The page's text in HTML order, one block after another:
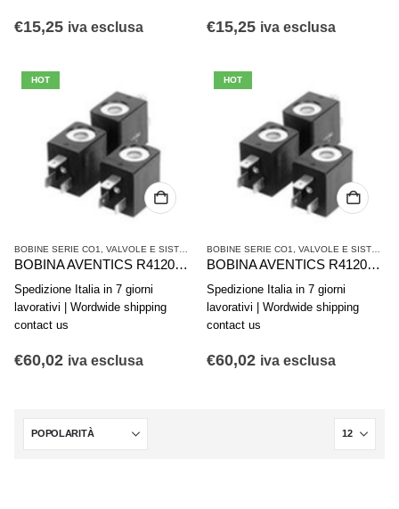
€15,25 iva esclusa €15,25 iva esclusa
HOT
BOBINE SERIE CO1, VALVOLE E SISTEMI DI VALVOLE AVENTICS
BOBINA AVENTICS R412000147
Spedizione Italia in 7 giorni
lavorativi | Wordwide shipping
contact us
€60,02 iva esclusa
HOT
BOBINE SERIE CO1, VALVOLE E SISTEMI DI VALVOLE AVENTICS
BOBINA AVENTICS R412000146
Spedizione Italia in 7 giorni
lavorativi | Wordwide shipping
contact us
€60,02 iva esclusa